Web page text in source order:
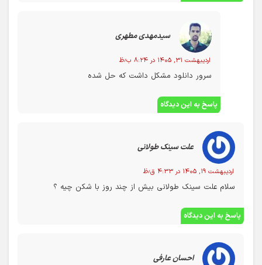
سیدمهدی مطهری
اردیبهشت ۳۱, ۱۴۰۵ در ۸:۲۴ ب٫ظ
سرور دانلود مشکل داشت که حل شده
پاسخ به این دیدگاه
علت سینک طولانی
اردیبهشت ۱۹, ۱۴۰۵ در ۴:۳۳ ق٫ظ
سلام علت سینک طولانی بیش از چند روز با شکن چیه ؟
پاسخ به این دیدگاه
احسان عارفی